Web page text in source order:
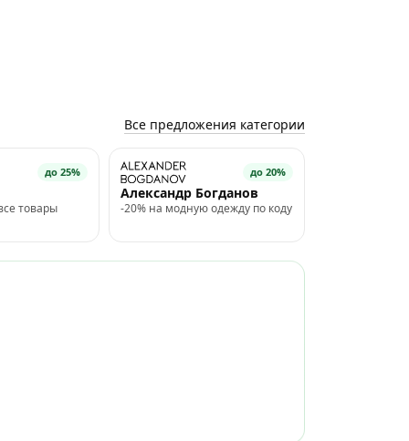
Все предложения категории
до 25%
товары
до 20%
Александр Богданов
-20% на модную одежду по коду